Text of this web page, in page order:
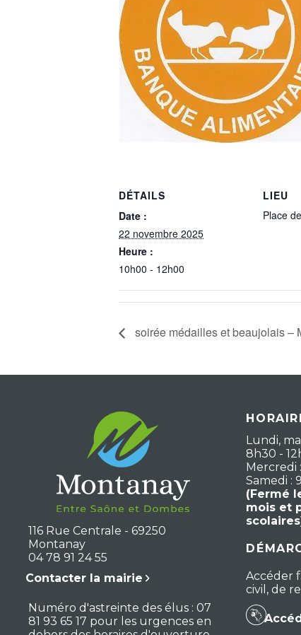
DÉTAILS
Date :
22 novembre 2025
Heure :
10h00 - 12h00
LIEU
Place
soirée médailles et beaujolais –
116 Rue Centrale - 69250
Montanay
04 78 91 24 55
Contacter la mairie
Numéro d'astreinte des élus : 07
81 93 65 17 pour les urgences en
Lundi,
8h30 -
Mercredi
Samedi :
(Fermé
mois et
Accéder
civil, de